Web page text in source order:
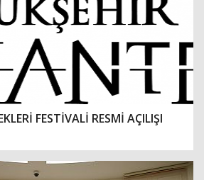
FESTİVALİ RESMİ AÇILIŞI